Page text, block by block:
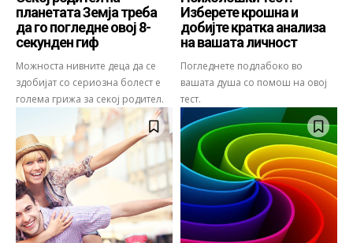
планетата Земја треба
да го погледне овој 8-
секунден гиф
Можноста нивните деца да се
здобијат со сериозна болест е
голема грижа за секој родител.
Изберете крошна и
добијте кратка анализа
на вашата личност
Погледнете подлабоко во
вашата душа со помош на овој
тест.